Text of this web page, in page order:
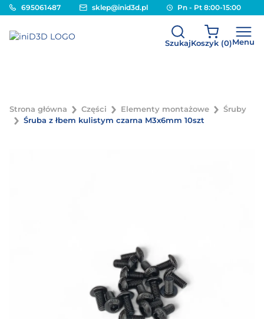
695061487 sklep@inid3d.pl Pn - Pt 8:00-15:00
SzukajKoszyk (0)Menu
Strona główna Części Elementy montażowe
Śruby
Śruba z łbem kulistym czarna M3x6mm 10szt